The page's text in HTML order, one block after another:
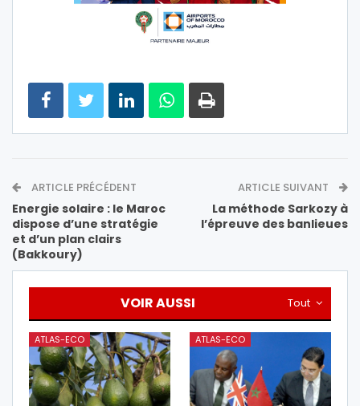
ARTICLE PRÉCÉDENT
Energie solaire : le Maroc
dispose d’une stratégie
et d’un plan clairs
(Bakkoury)
ARTICLE SUIVANT
La méthode Sarkozy à
l’épreuve des banlieues
Tout
VOIR AUSSI
ATLAS-ECO ATLAS-ECO